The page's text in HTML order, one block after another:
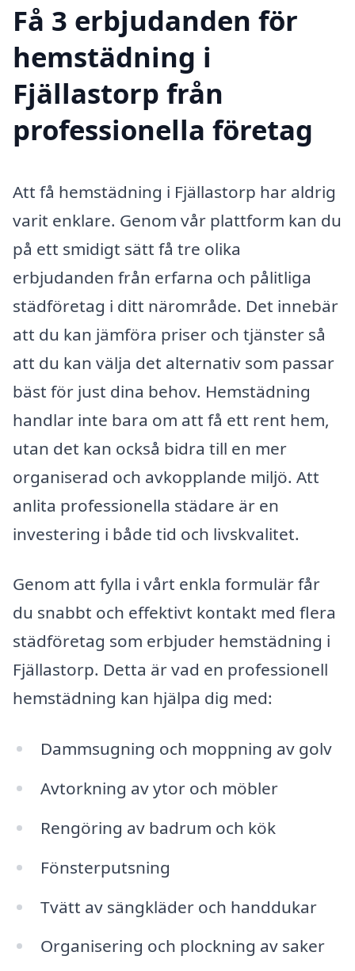
Få 3 erbjudanden för
hemstädning i
Fjällastorp från
professionella företag
Att få hemstädning i Fjällastorp har aldrig
varit enklare. Genom vår plattform kan du
på ett smidigt sätt få tre olika
erbjudanden från erfarna och pålitliga
städföretag i ditt närområde. Det innebär
att du kan jämföra priser och tjänster så
att du kan välja det alternativ som passar
bäst för just dina behov. Hemstädning
handlar inte bara om att få ett rent hem,
utan det kan också bidra till en mer
organiserad och avkopplande miljö. Att
anlita professionella städare är en
investering i både tid och livskvalitet.
Genom att fylla i vårt enkla formulär får
du snabbt och effektivt kontakt med flera
städföretag som erbjuder hemstädning i
Fjällastorp. Detta är vad en professionell
hemstädning kan hjälpa dig med:
Dammsugning och moppning av golv
Avtorkning av ytor och möbler
Rengöring av badrum och kök
Fönsterputsning
Tvätt av sängkläder och handdukar
Organisering och plockning av saker